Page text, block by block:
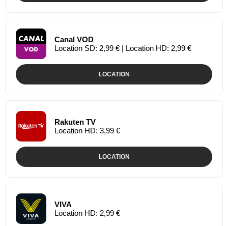
Canal VOD
Location SD: 2,99 € | Location HD: 2,99 €
LOCATION
Rakuten TV
Location HD: 3,99 €
LOCATION
VIVA
Location HD: 2,99 €